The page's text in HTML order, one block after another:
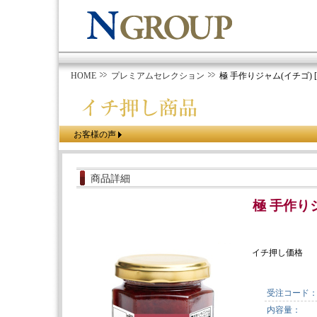
HOME プレミアムセレクション 極 手作りジャム(イチゴ)
お客様の声
商品詳細
極 手作り
イチ押し価格
受注コード：
内容量：